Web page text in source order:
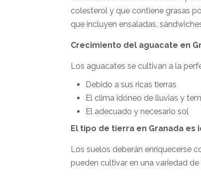
colesterol y que contiene grasas
que incluyen ensaladas,
Crecimiento del aguacate en
Los aguacates se cultivan a la
Debido a sus ricas tierras
El clima idóneo de lluvias y
El adecuado y necesario sol
El tipo de tierra en Granada es
Los suelos deberán enriquecerse
pueden cultivar en una variedad